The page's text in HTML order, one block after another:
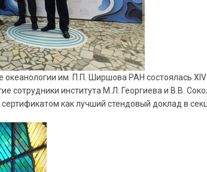
океанологии им. П.П. Ширшова РАН состоялась
сотрудники института М.Л. Георгиева и В.В.
как лучший стендовый доклад в